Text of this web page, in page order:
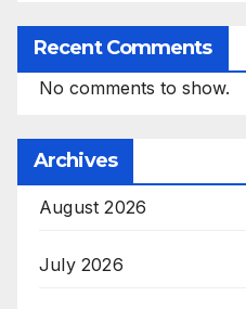
Recent Comments
No comments to show.
Archives
August 2026
July 2026